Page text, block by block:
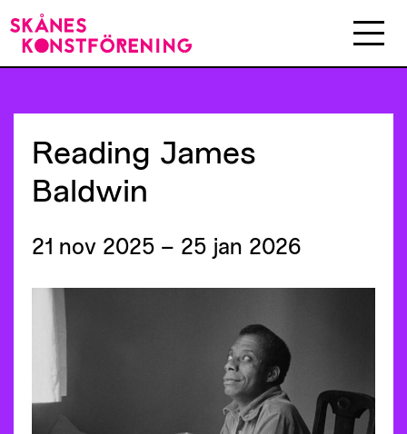
Reading James
Baldwin
21 nov 2025 – 25 jan 2026